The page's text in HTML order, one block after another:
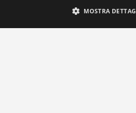
MOSTRA